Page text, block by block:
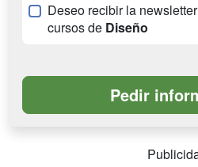
Deseo recibir la
cursos de Diseño